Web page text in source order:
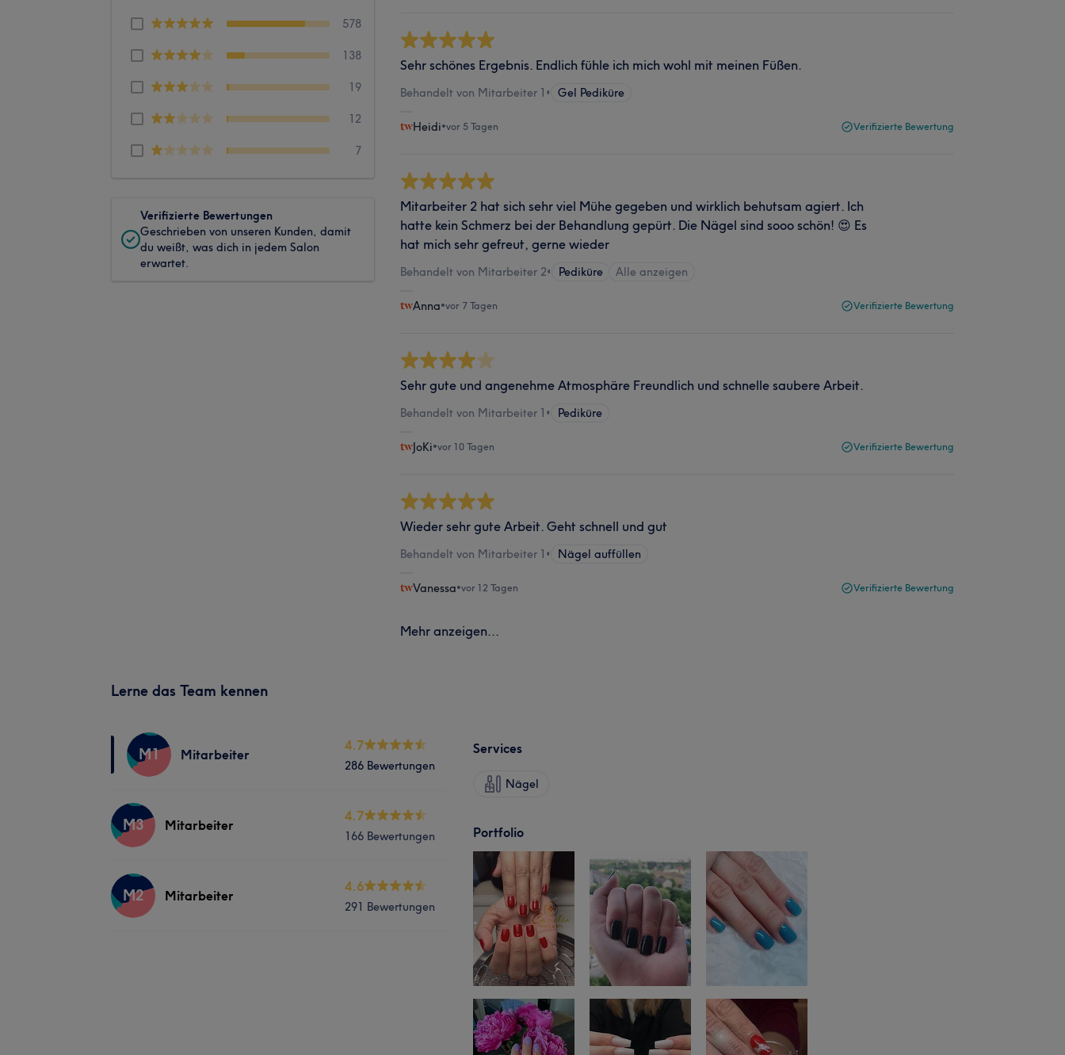
578
138
19
12
7
Verifizierte Bewertungen
Geschrieben von unseren Kunden, damit
du weißt, was dich in jedem Salon
erwartet.
Sehr schönes Ergebnis. Endlich fühle ich mich wohl mit meinen Füßen.
Behandelt von Mitarbeiter 1 • Gel Pediküre
Heidi•vor 5 Tagen Verifizierte Bewertung
Mitarbeiter 2 hat sich sehr viel Mühe gegeben und wirklich behutsam agiert. Ich
hatte kein Schmerz bei der Behandlung gepürt. Die Nägel sind sooo schön! 😍 Es
hat mich sehr gefreut, gerne wieder
Behandelt von Mitarbeiter 2• Pediküre Alle anzeigen
Anna•vor 7 Tagen Verifizierte Bewertung
Sehr gute und angenehme Atmosphäre Freundlich und schnelle saubere Arbeit.
Behandelt von Mitarbeiter 1 • Pediküre
JoKi•vor 10 Tagen Verifizierte Bewertung
Wieder sehr gute Arbeit. Geht schnell und gut
Behandelt von Mitarbeiter 1 • Nägel auffüllen
Vanessa•vor 12 Tagen Verifizierte Bewertung
Mehr anzeigen...
Lerne das Team kennen
M1 Mitarbeiter
4.7
286 Bewertungen
M3 Mitarbeiter
4.7
166 Bewertungen
M2 Mitarbeiter
4.6
291 Bewertungen
Services
Nägel
Portfolio